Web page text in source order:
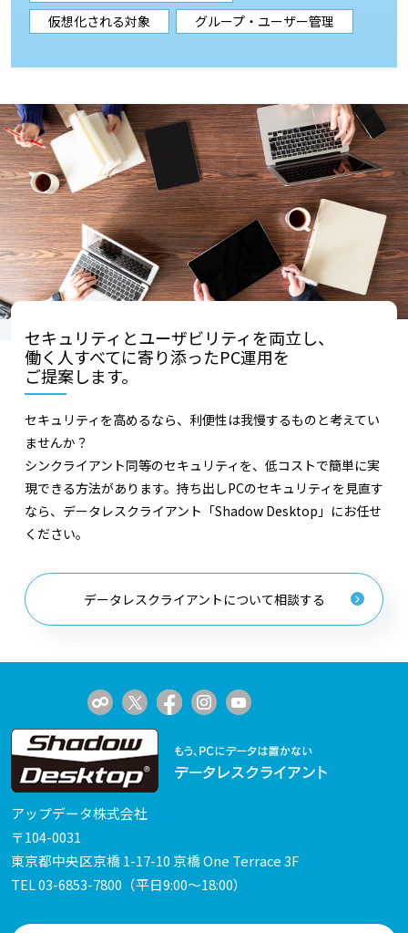
仮想化される対象
グループ・ユーザー管理
セキュリティとユーザビリティを両立し、
働く人すべてに寄り添ったPC運用を
ご提案します。
セキュリティを高めるなら、利便性は我慢するものと考えてい
ませんか？
シンクライアント同等のセキュリティを、低コストで簡単に実
現できる方法があります。持ち出しPCのセキュリティを見直す
なら、データレスクライアント「Shadow Desktop」にお任せ
ください。
データレスクライアントについて相談する
アップデータ株式会社
〒104-0031
東京都中央区京橋 1-17-10 京橋 One Terrace 3F
TEL03-6853-7800 （平日9:00～18:00）